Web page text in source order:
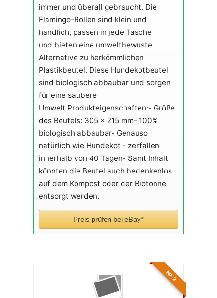
immer und überall gebraucht. Die
Flamingo-Rollen sind klein und
handlich, passen in jede Tasche
und bieten eine umweltbewuste
Alternative zu herkömmlichen
Plastikbeutel. Diese Hundekotbeutel
sind biologisch abbaubar und sorgen
für eine saubere
Umwelt.Produkteigenschaften:- Größe
des Beutels: 305 x 215 mm- 100%
biologisch abbaubar- Genauso
natürlich wie Hundekot - zerfallen
innerhalb von 40 Tagen- Samt Inhalt
könnten die Beutel auch bedenkenlos
auf dem Kompost oder der Biotonne
entsorgt werden.
Preis prüfen bei eBay*
NR. 2